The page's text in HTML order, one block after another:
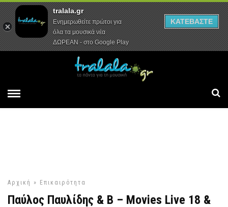
Αρχική Συνεντεύξεις Ρεπορτάζ
Αρχική » Επικαιρότητα
Παύλος Παυλίδης & B – Movies Live 18 &
tralala.gr
Ενημερωθείτε πρώτοι για
όλα τα μουσικά νέα
ΔΩΡΕΑΝ - στο Google Play
ΚΑΤΕΒΑΣΤΕ